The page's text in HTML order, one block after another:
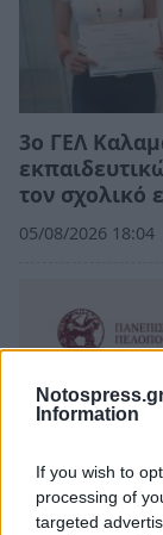
Information
If you wish to
processing of
targeted
3ο ΓΕΛ
τον σχολικό
05/08/2026 18:04